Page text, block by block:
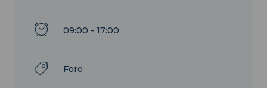
09:00 - 17:00
Foro